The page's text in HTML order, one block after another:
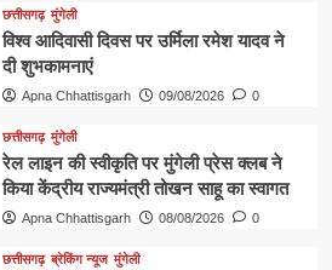
छत्तीसगढ़ मुंगेली
विश्व आदिवासी दिवस पर उर्मिला रमेश यादव ने
दी शुभकामनाएं
Apna Chhattisgarh 09/08/2026 0
छत्तीसगढ़ मुंगेली
रेल लाइन की स्वीकृति पर मुंगेली प्रेस क्लब ने
किया केंद्रीय राज्यमंत्री तोखन साहू का स्वागत
Apna Chhattisgarh 08/08/2026 0
छत्तीसगढ़ ब्रेकिंग न्यूज मुंगेली